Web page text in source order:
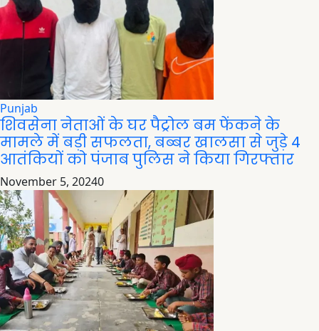
Punjab
शिवसेना नेताओं के घर पैट्रोल बम फेंकने के
मामले में बड़ी सफलता, बब्बर खालसा से जुड़े 4
आतंकियों को पंजाब पुलिस ने किया गिरफ्तार
November 5, 20240